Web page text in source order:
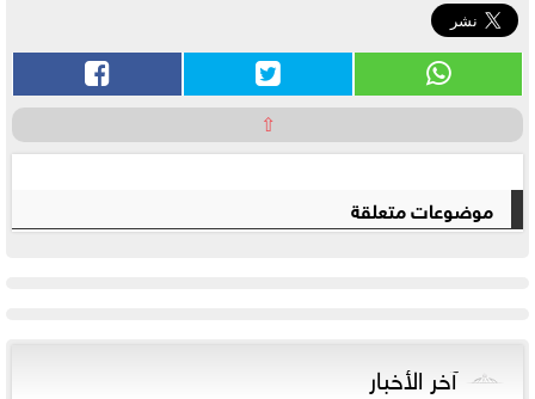
⇧
موضوعات متعلقة
آخر الأخبار